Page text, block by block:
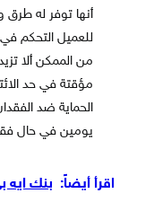
أنها توفر له طرق
للعميل التحكم في
الحماية ضد
يومين في حال
اقرأ أيضاً: بنك ايه